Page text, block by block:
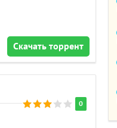
Скачать торрент
0